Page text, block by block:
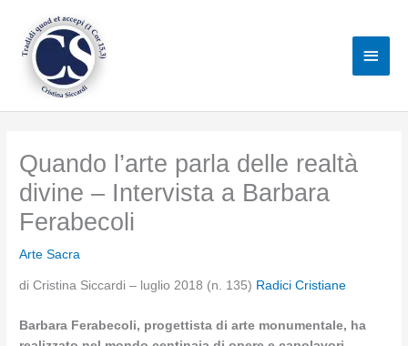
contenuto
Quando l’arte parla delle realtà
divine – Intervista a Barbara
Ferabecoli
Arte Sacra
di Cristina Siccardi – luglio 2018 (n. 135) Radici Cristiane
Barbara Ferabecoli, progettista di arte monumentale, ha